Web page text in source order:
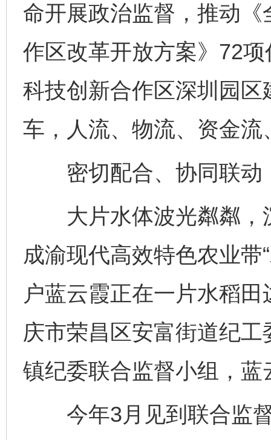
命开展政治监督，推动
作区改革开放方案》72
科技创新合作区深圳园
车，人流、物流、资金
密切配合、协同联动，
大片水体波光粼粼，
成渝现代高效特色农业带
户蓝云霞正在一片水稻
庆市荣昌区安富街道纪
镇纪委联合监督小组，
今年3月见到联合监督